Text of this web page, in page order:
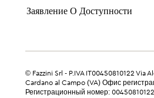
Заявление О Доступности
© Fazzini Srl - P.IVA IT00450810122 Via
Cardano al Campo (VA) Офис
Регистрационный номер: